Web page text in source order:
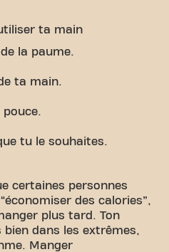
ta main
la paume.
ta main.
pouce.
tu le souhaites.
certaines personnes
des calories”,
plus tard. Ton
dans les extrêmes,
Manger